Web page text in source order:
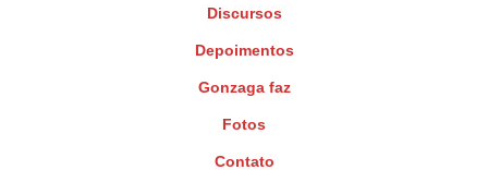
Discursos
Depoimentos
Gonzaga faz
Fotos
Contato